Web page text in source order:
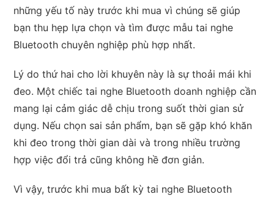
những yếu tố này trước khi mua vì chúng sẽ giúp
bạn thu hẹp lựa chọn và tìm được mẫu tai nghe
Bluetooth chuyên nghiệp phù hợp nhất.
Lý do thứ hai cho lời khuyên này là sự thoải mái khi
đeo. Một chiếc tai nghe Bluetooth doanh nghiệp cần
mang lại cảm giác dễ chịu trong suốt thời gian sử
dụng. Nếu chọn sai sản phẩm, bạn sẽ gặp khó khăn
khi đeo trong thời gian dài và trong nhiều trường
hợp việc đổi trả cũng không hề đơn giản.
Vì vậy, trước khi mua bất kỳ tai nghe Bluetooth